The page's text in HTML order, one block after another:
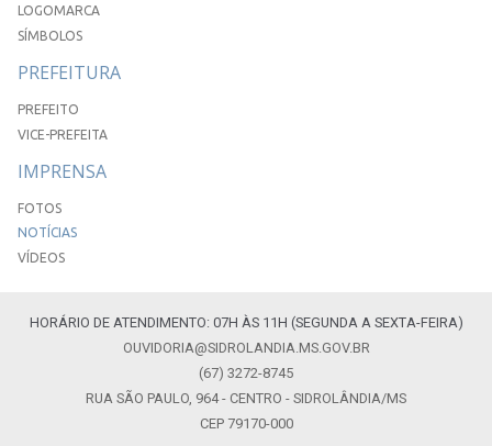
LOGOMARCA
SÍMBOLOS
PREFEITURA
PREFEITO
VICE-PREFEITA
IMPRENSA
FOTOS
NOTÍCIAS
VÍDEOS
HORÁRIO DE ATENDIMENTO: 07H ÀS 11H (SEGUNDA A SEXTA-FEIRA)
OUVIDORIA@SIDROLANDIA.MS.GOV.BR
(67) 3272-8745
RUA SÃO PAULO, 964 - CENTRO - SIDROLÂNDIA/MS
CEP 79170-000